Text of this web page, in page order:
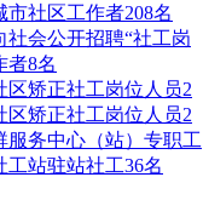
社区工作者208名
社会公开招聘“社工岗
者8名
区矫正社工岗位人员2
区矫正社工岗位人员2
服务中心（站）专职工
工站驻站社工36名